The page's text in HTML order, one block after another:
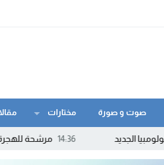
صوت و صورة مختارات
14:36 مرشحة للهجرة السرية تواجه